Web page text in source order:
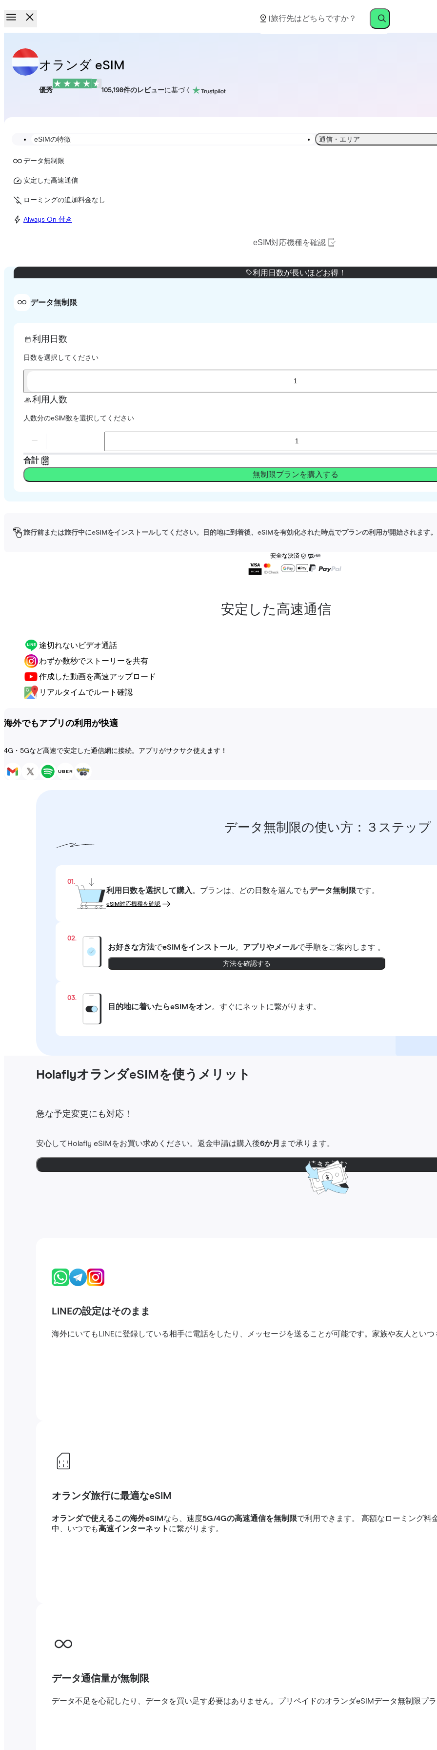
オランダ eSIM
優秀 105,198件のレビューに基づく
eSIMの特徴 通信・エリア
データ無制限
安定した高速通信
ローミングの追加料金なし
Always On 付き
eSIM対応機種を確認
利用日数が長いほどお得！
データ無制限
利用日数
日数を選択してください
1
利用人数
人数分のeSIM数を選択してください
合計
無制限プランを購入する
旅行前または旅行中にeSIMをインストールしてください。目的地に到着後、eSIMを有効化された時点でプランの利用が開始されます。
安全な決済
安定した高速通信
途切れないビデオ通話
わずか数秒でストーリーを共有
作成した動画を高速アップロード
リアルタイムでルート確認
海外でもアプリの利用が快適
4G・5Gなど高速で安定した通信網に接続。アプリがサクサク使えます！
データ無制限の使い方：３ステップ
01.
利用日数を選択して購入 。プランは、どの日数を選んでもデータ無制限です。
eSIM対応機種を確認
02.
お好きな方法でeSIMをインストール。 アプリやメールで手順をご案内します 。
方法を確認する
03.
目的地に着いたらeSIMをオン。すぐにネットに繋がります。
HolaflyオランダeSIMを使うメリット
急な予定変更にも対応！
安心してHolafly eSIMをお買い求めください。返金申請は購入後6か月 まで承ります。
続きを読む
LINEの設定はそのまま
海外にいてもLINEに登録している相手に電話をしたり、メッセージを送ることが可能です。家族や友人といつ
オランダ旅行に最適なeSIM
オランダで使えるこの海外eSIM なら、速度5G/4Gの高速通信を無制限で利用できます。 高額なローミング料
中、いつでも高速インターネット に繋がります。
データ通信量が無制限
データ不足を心配したり、データを買い足す必要はありません。プリペイドのオランダeSIMデータ無制限プ